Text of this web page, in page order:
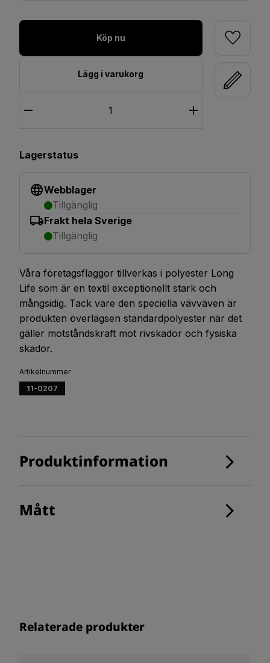
Köp nu
Lägg i varukorg
Lagerstatus
Webblager
Tillgänglig
Frakt hela Sverige
Tillgänglig
Våra företagsflaggor tillverkas i polyester Long
Life som är en textil exceptionellt stark och
mångsidig. Tack vare den speciella vävväven är
produkten överlägsen standardpolyester när det
gäller motståndskraft mot rivskador och fysiska
skador.
Artikelnummer
11-0207
Produktinformation
Mått
Relaterade produkter